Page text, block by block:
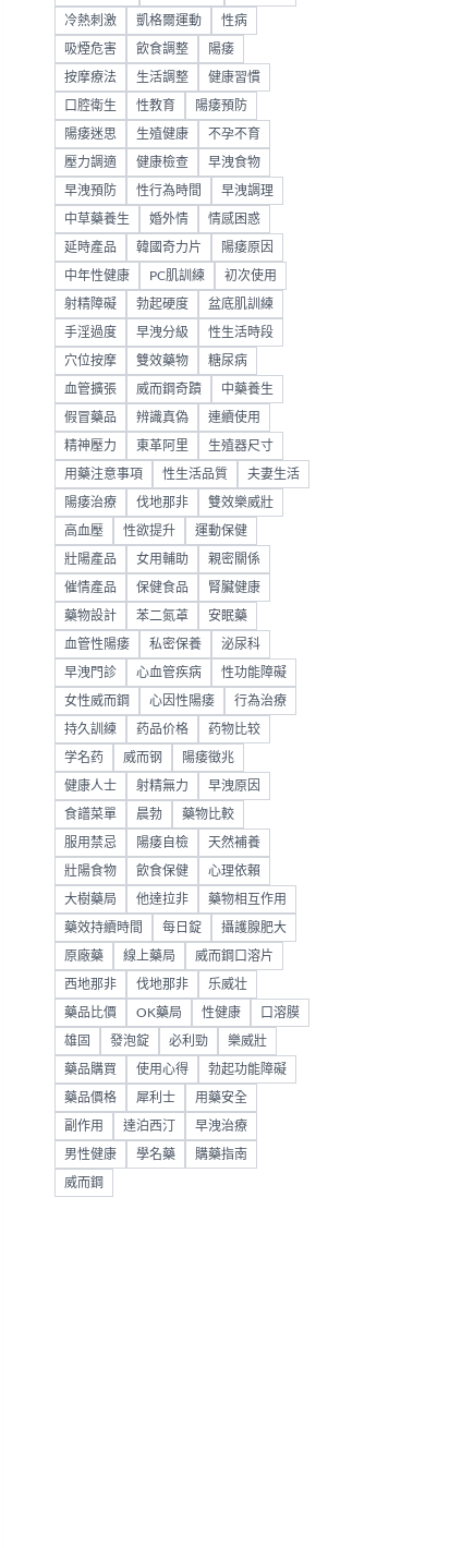
冷熱刺激 凱格爾運動 性病
吸煙危害 飲食調整 陽痿
按摩療法 生活調整 健康習慣
口腔衛生 性教育 陽痿預防
陽痿迷思 生殖健康 不孕不育
壓力調適 健康檢查 早洩食物
早洩預防 性行為時間 早洩調理
中草藥養生 婚外情 情感困惑
延時產品 韓國奇力片 陽痿原因
中年性健康 PC肌訓練 初次使用
射精障礙 勃起硬度 盆底肌訓練
手淫過度 早洩分級 性生活時段
穴位按摩 雙效藥物 糖尿病
血管擴張 威而鋼奇蹟 中藥養生
假冒藥品 辨識真偽 連續使用
精神壓力 東革阿里 生殖器尺寸
用藥注意事項 性生活品質 夫妻生活
陽痿治療 伐地那非 雙效樂威壯
高血壓 性欲提升 運動保健
壯陽產品 女用輔助 親密關係
催情產品 保健食品 腎臟健康
藥物設計 苯二氮䓬 安眠藥
血管性陽痿 私密保養 泌尿科
早洩門診 心血管疾病 性功能障礙
女性威而鋼 心因性陽痿 行為治療
持久訓練 药品价格 药物比较
学名药 威而钢 陽痿徵兆
健康人士 射精無力 早洩原因
食譜菜單 晨勃 藥物比較
服用禁忌 陽痿自檢 天然補養
壯陽食物 飲食保健 心理依賴
大樹藥局 他達拉非 藥物相互作用
藥效持續時間 每日錠 攝護腺肥大
原廠藥 線上藥局 威而鋼口溶片
西地那非 伐地那非 乐威壮
藥品比價 OK藥局 性健康 口溶膜
雄固 發泡錠 必利勁 樂威壯
藥品購買 使用心得 勃起功能障礙
藥品價格 犀利士 用藥安全
副作用 達泊西汀 早洩治療
男性健康 學名藥 購藥指南
威而鋼